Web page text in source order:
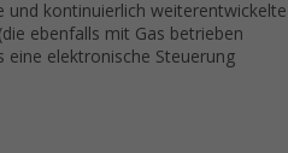
und kontinuierlich weiterentwickelte
ebenfalls mit Gas betrieben
eine elektronische Steuerung